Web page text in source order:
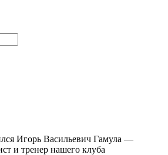
Игорь Васильевич Гамула —
и тренер нашего клуба